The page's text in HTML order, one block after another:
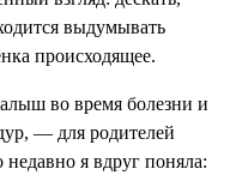
выдумывать
происходящее.
во время болезни и
— для родителей
я вдруг поняла: